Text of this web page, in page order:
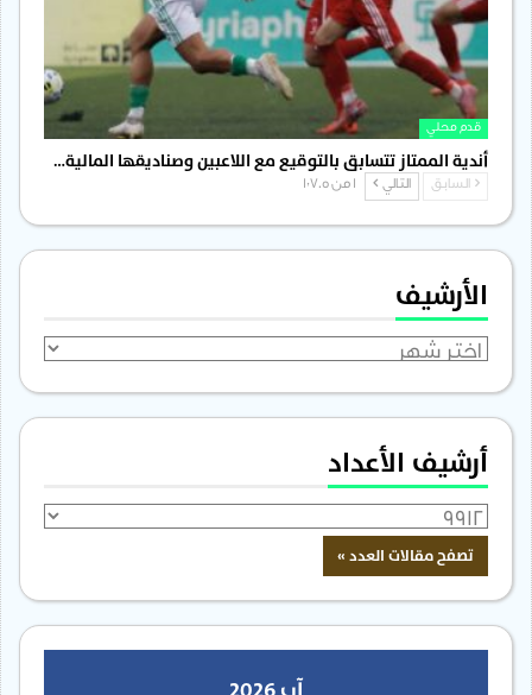
قدم محلي
أندية الممتاز تتسابق بالتوقيع مع اللاعبين وصناديقها المالية…
السابق التالي
الأرشيف
الأرشيف
أرشيف الأعداد